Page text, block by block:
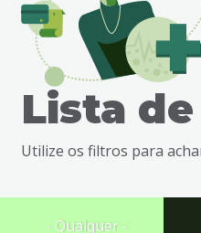
busca
Ir
Lista
Utilize os filtros para
- Qualquer -